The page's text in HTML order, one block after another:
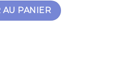
AU PANIER